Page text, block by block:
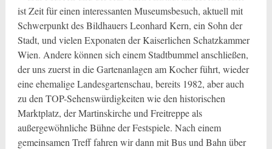
ist Zeit für einen interessanten Museumsbesuch, aktuell mit
Schwerpunkt des Bildhauers Leonhard Kern, ein Sohn der
Stadt, und vielen Exponaten der Kaiserlichen Schatzkammer
Wien. Andere können sich einem Stadtbummel anschließen,
der uns zuerst in die Gartenanlagen am Kocher führt, wieder
eine ehemalige Landesgartenschau, bereits 1982, aber auch
zu den TOP-Sehenswürdigkeiten wie den historischen
Marktplatz, der Martinskirche und Freitreppe als
außergewöhnliche Bühne der Festspiele. Nach einem
gemeinsamen Treff fahren wir dann mit Bus und Bahn über